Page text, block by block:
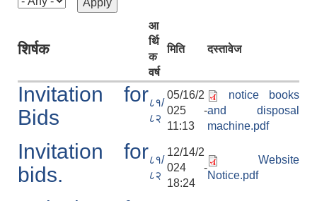
शिर्षक
आ
र्थि
क
वर्ष
मिति दस्तावेज
Invitation for
Bids
८१/
८२
05/16/2
025 -
11:13
notice books
and disposal
machine.pdf
Invitation for
bids.
८१/
८२
12/14/2
024 -
18:24
Website
Notice.pdf